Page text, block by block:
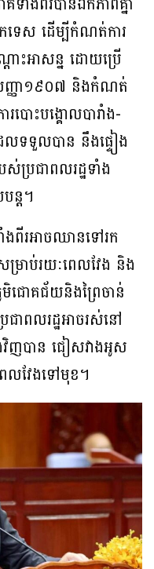
កទេស ដើម្បីកំណត់ការ
ោះអាសន្ន ដោយប្រើ
ញ្ញា១៩០៧ និងកំណត់
បោះបង្គោលបារាំង-
លទទួលបាន នឹងផ្ទៀង
ស់ប្រជាពលរដ្ឋទាំង
ន្ត។
ងពីរអាចឈានទៅរក
ាប់រយៈពេលវែង និង
ជោគជ័យនិងព្រៃចាន់
ាពលរដ្ឋអាចរស់នៅ
វិញបាន ជៀសវាងអូស
េលវែងទៅមុខ។